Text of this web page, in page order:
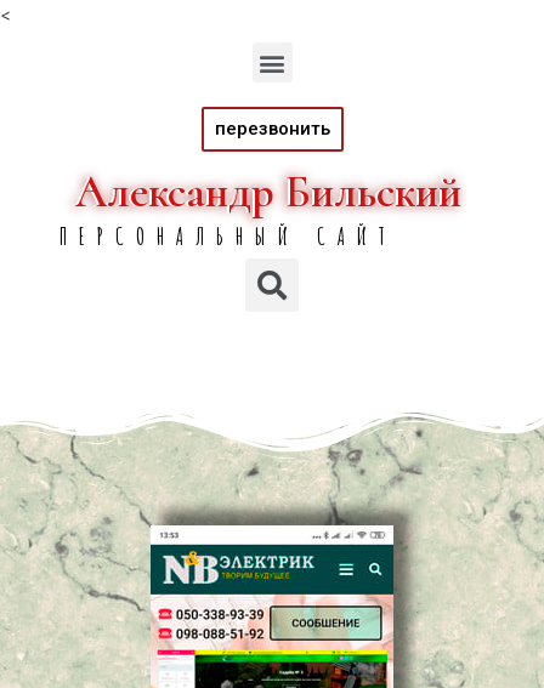
<
перезвонить
Александр Бильский
Александр Бильский
ПЕРСОНАЛЬНЫЙ САЙТ